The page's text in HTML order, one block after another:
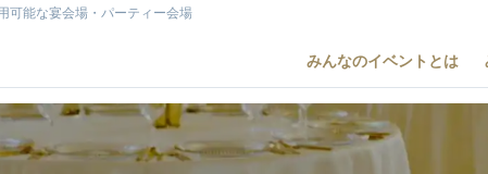
可能な宴会場・パーティー会場
みんなのイベントとは